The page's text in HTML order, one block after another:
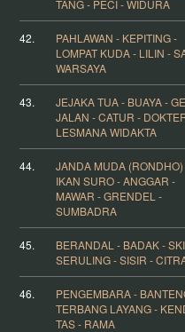
TANG - PECI - WIDURA
42.
PAHLAWAN - KEPITING -
LOMPAT KUDA - LILIN -
WARSAYA
43.
JEJAKA TUA - BUAYA -
JALAN - CATUR -
LESMANA WIDAKTA
44.
JANDA MUDA (RONDHO)
IKAN SURO - ANGGAR -
MAWAR - GRENDEL -
SUMBADRA
45.
BERANDAL - BADAK -
SERULING - SISIR -
46.
PENGEMBARA -
TERBANG LAYANG -
TAS - RAMA